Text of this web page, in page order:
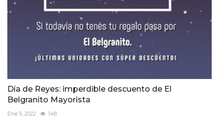
Día de Reyes: imperdible descuento de El
Belgranito Mayorista
Ene 5, 2022 148